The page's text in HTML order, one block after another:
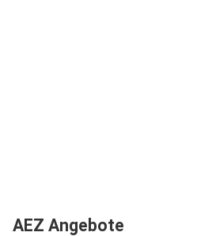
AEZ Angebote